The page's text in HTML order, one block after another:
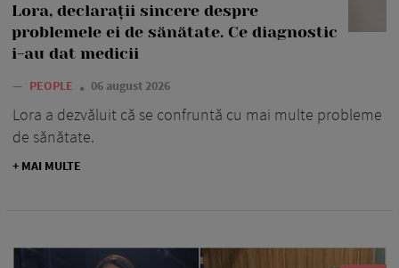
Lora, declarații sincere despre
problemele ei de sănătate. Ce diagnostic
i-au dat medicii
— PEOPLE 06 august 2026
Lora a dezvăluit că se confruntă cu mai multe probleme
de sănătate.
+ MAI MULTE